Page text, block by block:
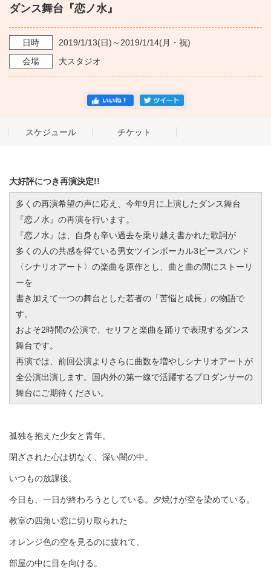
ダンス舞台『恋ノ水』
日時 2019/1/13(日)～ 2019/1/14(月・祝)
会場
大スタジオ
スケジュール チケット
大好評につき再演決定!!
多くの再演希望の声に応え、今年9月に上演したダンス舞台
『恋ノ水』の再演を行います。
『恋ノ水』は、自身も辛い過去を乗り越え書かれた歌詞が
多くの人の共感を得ている男女ツインボーカル3ピースバンド
〈シナリオアート〉の楽曲を原作とし、曲と曲の間にストーリ
ーを
書き加えて一つの舞台とした若者の「苦悩と成長」の物語で
す。
およそ2時間の公演で、セリフと楽曲を踊りで表現するダンス
舞台です。
再演では、前回公演よりさらに曲数を増やしシナリオアートが
全公演出演します。国内外の第一線で活躍するプロダンサーの
舞台にご期待ください。
孤独を抱えた少女と青年。
閉ざされた心は切なく、深い闇の中。
いつもの放課後。
今日も、一日が終わろうとしている。夕焼けが空を染めている。
教室の四角い窓に切り取られた
オレンジ色の空を見るのに疲れて、
部屋の中に目を向ける。